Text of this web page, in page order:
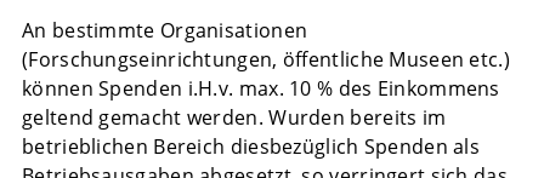
An bestimmte Organisationen
(Forschungseinrichtungen, öffentliche Museen etc.)
können Spenden i.H.v. max. 10 % des Einkommens
geltend gemacht werden. Wurden bereits im
betrieblichen Bereich diesbezüglich Spenden als